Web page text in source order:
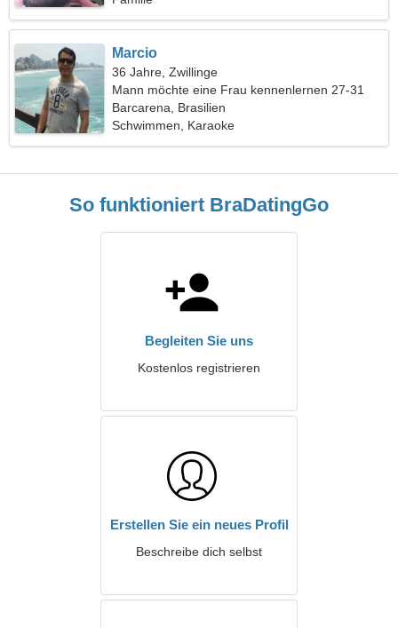
Marcio
36 Jahre, Zwillinge
Mann möchte eine Frau kennenlernen 27-31
Barcarena, Brasilien
Schwimmen, Karaoke
So funktioniert BraDatingGo
Begleiten Sie uns
Kostenlos registrieren
Erstellen Sie ein neues Profil
Beschreibe dich selbst